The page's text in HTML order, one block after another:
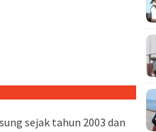
sejak tahun 2003 dan